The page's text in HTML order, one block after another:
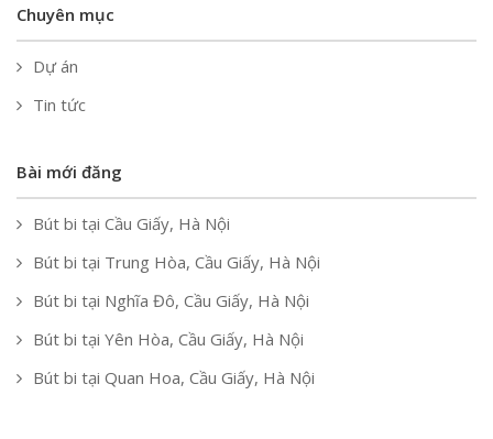
Chuyên mục
Dự án
Tin tức
Bài mới đăng
Bút bi tại Cầu Giấy, Hà Nội
Bút bi tại Trung Hòa, Cầu Giấy, Hà Nội
Bút bi tại Nghĩa Đô, Cầu Giấy, Hà Nội
Bút bi tại Yên Hòa, Cầu Giấy, Hà Nội
Bút bi tại Quan Hoa, Cầu Giấy, Hà Nội